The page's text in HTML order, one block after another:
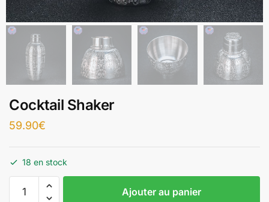
Cocktail Shaker
59.90€
18 en stock
Ajouter au panier